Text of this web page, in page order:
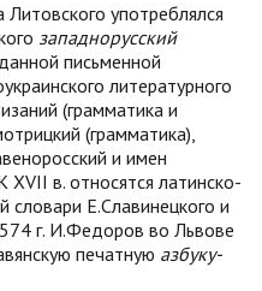
употреблялся
западнорусский
письменной
литературного
(грамматика и
(грамматика),
и имен
ХVII в. относятся латинско-
словари Е.Славинецкого и
г. И.Федоров во Львове
печатную азбуку-